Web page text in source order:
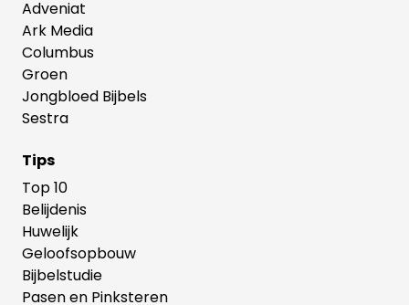
Adveniat
Ark Media
Columbus
Groen
Jongbloed Bijbels
Sestra
Tips
Top 10
Belijdenis
Huwelijk
Geloofsopbouw
Bijbelstudie
Pasen en Pinksteren